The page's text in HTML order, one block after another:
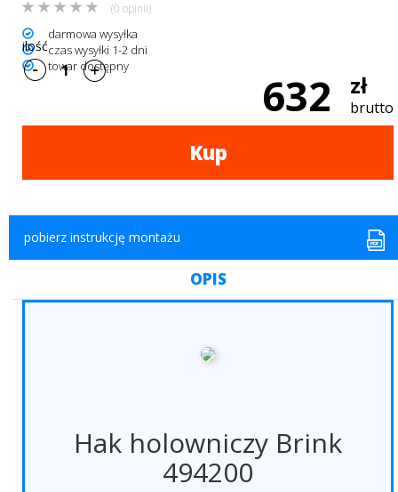
Turystyka
Przyczepy
Kontakt
(0 opinii)
darmowa wysyłka
czas wysyłki 1-2 dni
towar dostępny
632 zł
brutto
ilość
Kup
pobierz instrukcję montażu
OPIS
Hak holowniczy Brink
494200